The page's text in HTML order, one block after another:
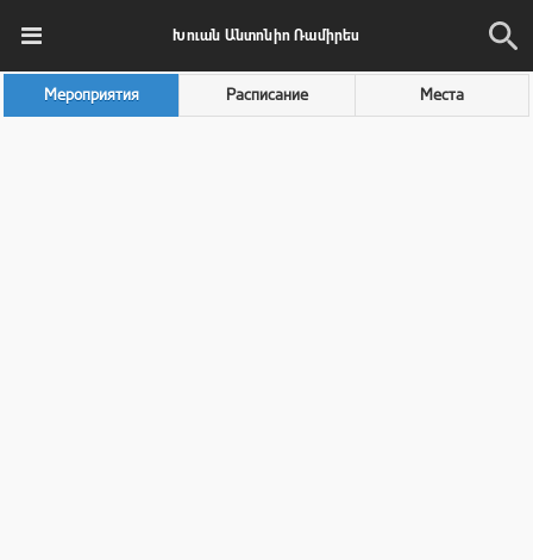
Խուան Անտոնիո Ռամիրես
Мероприятия Расписание Места